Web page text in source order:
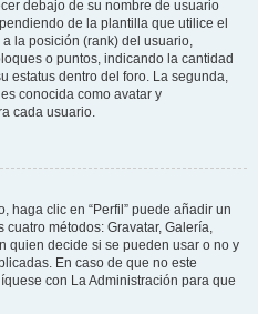
debajo de su nombre de usuario
de la plantilla que utilice el
la posición (rank) del usuario,
o puntos, indicando la cantidad
estatus dentro del foro. La segunda,
conocida como avatar y
cada usuario.
haga clic en “Perfil” puede añadir un
métodos: Gravatar, Galería,
quien decide si se pueden usar o no y
En caso de que no este
con La Administración para que